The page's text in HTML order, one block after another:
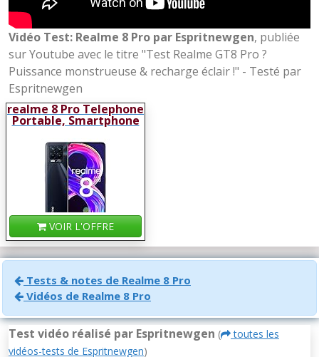
Vidéo Test: Realme 8 Pro par Espritnewgen, publiée
sur Youtube avec le titre "Test Realme GT8 Pro ?
Puissance monstrueuse & recharge éclair !" - Testé par
Espritnewgen
realme 8 Pro Telephone
Portable, Smartphone
Debloqué et Quadruple
Caméra 108 Mp, Écran
intégral super AMOLED
de 6,4", Charge
SuperDart 50W,
Batterie 4500mAh, Dual
Sim, NFC, 8+128GB,
Punk Black
VOIR L'OFFRE
Tests & notes de Realme 8 Pro
Vidéos de Realme 8 Pro
Test vidéo réalisé par Espritnewgen (
toutes les
vidéos-tests de Espritnewgen)